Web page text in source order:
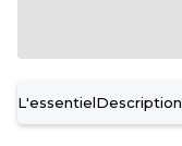
L'essentielDescription